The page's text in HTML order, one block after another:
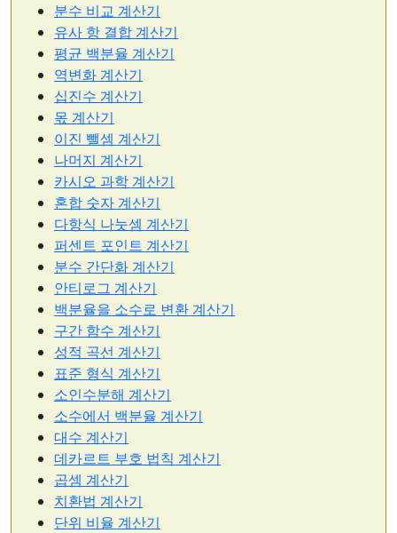
분수 비교 계산기
유사 항 결합 계산기
평균 백분율 계산기
역변화 계산기
십진수 계산기
몫 계산기
이진 뺄셈 계산기
나머지 계산기
카시오 과학 계산기
혼합 숫자 계산기
다항식 나눗셈 계산기
퍼센트 포인트 계산기
분수 간단화 계산기
안티로그 계산기
백분율을 소수로 변환 계산기
구간 함수 계산기
성적 곡선 계산기
표준 형식 계산기
소인수분해 계산기
소수에서 백분율 계산기
대수 계산기
데카르트 부호 법칙 계산기
곱셈 계산기
치환법 계산기
단위 비율 계산기